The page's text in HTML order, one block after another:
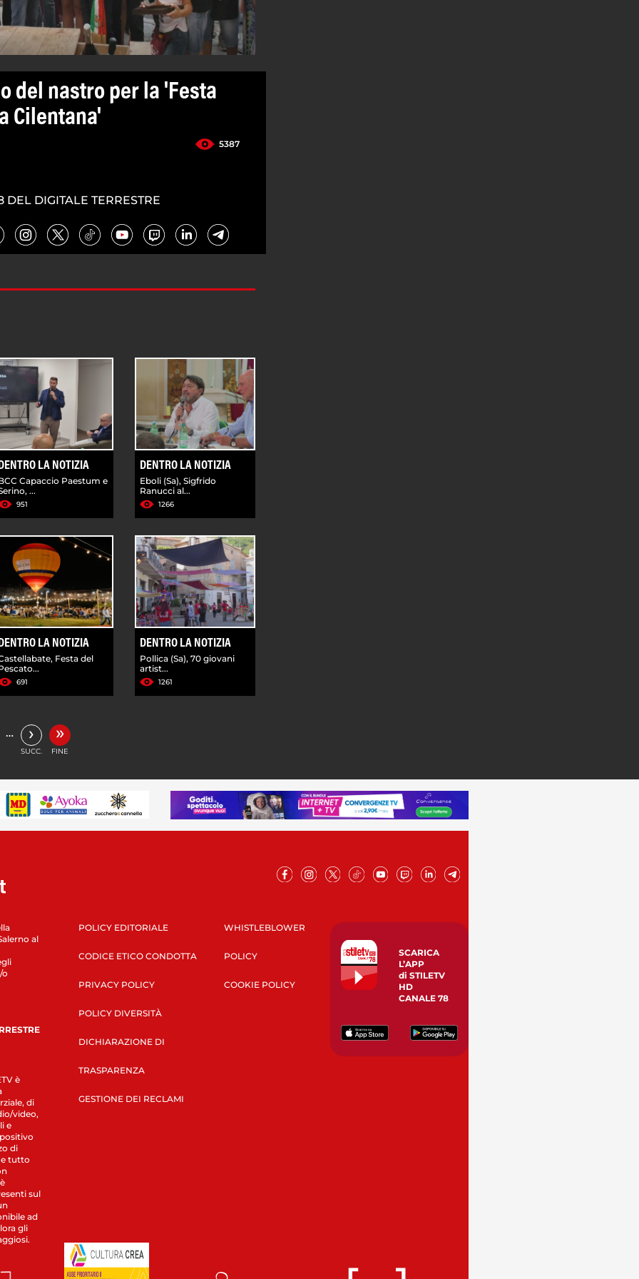
del nastro per la 'Festa
Cilentana'
5387
DIGITALE TERRESTRE
LA NOTIZIA
Capaccio Paestum e
...
951
DENTRO LA NOTIZIA
Eboli (Sa), Sigfrido
Ranucci al...
1266
LA NOTIZIA
Festa del
691
DENTRO LA NOTIZIA
Pollica (Sa), 70 giovani
artist...
1261
… ›
SUCC.
»
FINE
al
o
è
di
video,
e
di
tutto
sul
ad
gli
POLICY EDITORIALE
CODICE ETICO CONDOTTA
PRIVACY POLICY
POLICY DIVERSITÀ
DICHIARAZIONE DI
TRASPARENZA
GESTIONE DEI RECLAMI
WHISTLEBLOWER
POLICY
COOKIE POLICY
SCARICA
L’APP
di STILETV
HD
CANALE 78